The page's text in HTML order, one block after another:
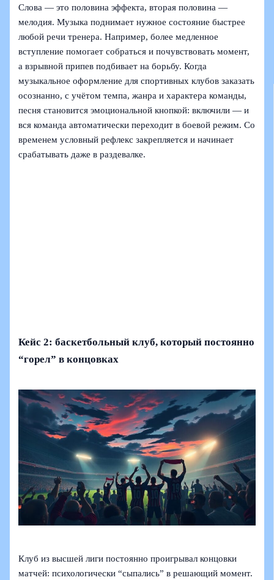
Слова — это половина эффекта, вторая половина —
мелодия. Музыка поднимает нужное состояние быстрее
любой речи тренера. Например, более медленное
вступление помогает собраться и почувствовать момент,
а взрывной припев подбивает на борьбу. Когда
музыкальное оформление для спортивных клубов заказать
осознанно, с учётом темпа, жанра и характера команды,
песня становится эмоциональной кнопкой: включили — и
вся команда автоматически переходит в боевой режим. Со
временем условный рефлекс закрепляется и начинает
срабатывать даже в раздевалке.
Кейс 2: баскетбольный клуб, который постоянно
“горел” в концовках
Клуб из высшей лиги постоянно проигрывал концовки
матчей: психологически “сыпались” в решающий момент.